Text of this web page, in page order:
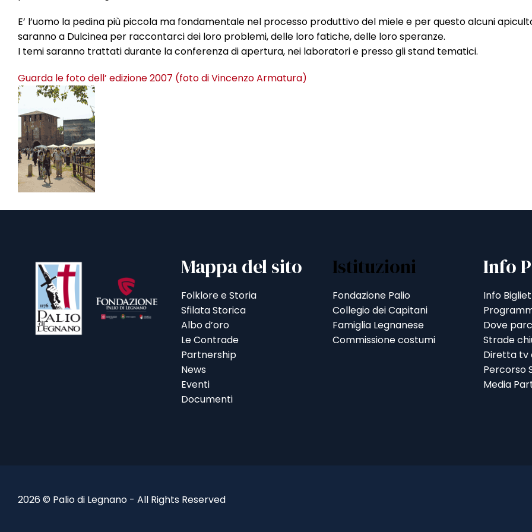
E’ l’uomo la pedina più piccola ma fondamentale nel processo produttivo del miele e per questo alcuni
saranno a Dulcinea per raccontarci dei loro problemi, delle loro fatiche, delle loro speranze.
I temi saranno trattati durante la conferenza di apertura, nei laboratori e presso gli stand tematici.
Guarda le foto dell’ edizione 2007 (foto di Vincenzo Armatura)
Mappa del sito
Folklore e Storia
Sfilata Storica
Albo d’oro
Le Contrade
Partnership
News
Eventi
Documenti
Istituzioni
Fondazione Palio
Collegio dei Capitani
Famiglia Legnanese
Commissione costumi
Info
Info
Dove
Strade
Diretta tv
Percorso
Media
2026 © Palio di Legnano - All Rights Reserved